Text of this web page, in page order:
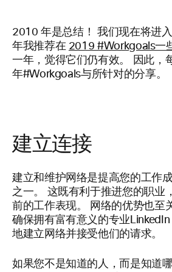
2010 年是总结！ 我们现在将进
年我推荐在 2019 #Workgoals一
一年，觉得它们仍有效。 因此，
年#Workgoals与所针对的分享。
建立连接
建立和维护网络是提高您的工作
之一。 这既有利于推进您的职业
前的工作表现。 网络的优势也至
确保拥有富有意义的专业
地建立网络并接受他们的请求。
如果您不是知道的人，而是知道